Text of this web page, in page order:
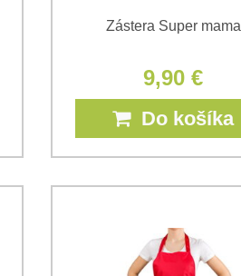
Zástera Super mama
9,90 €
Do košíka